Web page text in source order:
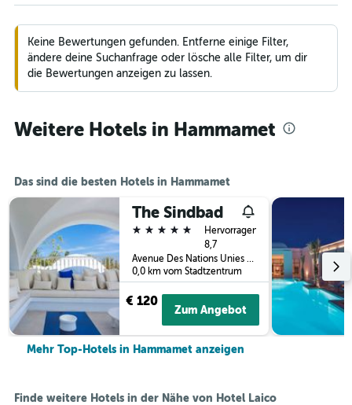
Keine Bewertungen gefunden. Entferne einige Filter,
ändere deine Suchanfrage oder lösche alle Filter, um dir
die Bewertungen anzeigen zu lassen.
Weitere Hotels in Hammamet
Das sind die besten Hotels in Hammamet
The Sindbad
5 Sterne
Hervorragend
8,7
Avenue Des Nations Unies C28, Hammamet, Tunesien
0,0 km vom Stadtzentrum
€ 120
Zum Angebot
Mehr Top-Hotels in Hammamet anzeigen
Finde weitere Hotels in der Nähe von Hotel Laico